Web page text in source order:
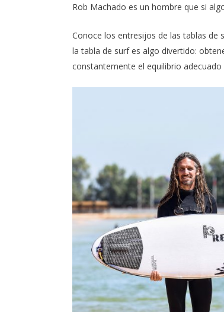
Rob Machado es un hombre que si
Conoce los entresijos de las tablas de
la tabla de surf es algo divertido:
constantemente el equilibrio